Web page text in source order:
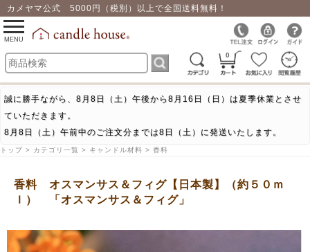
カメヤマ公式 5000円（税別）以上で全国送料無料！
0
toggle
navigation
MENU
誠に勝手ながら、8月8日（土）午後から8月16日（日）は夏季休業とさせ
ていただきます。
8月8日（土）午前中のご注文分までは8日（土）に発送いたします。
トップ > カテゴリ一覧 > キャンドル材料 > 香料
香料 オスマンサス＆フィグ【日本製】（約５０ｍ
ｌ） 「オスマンサス＆フィグ」